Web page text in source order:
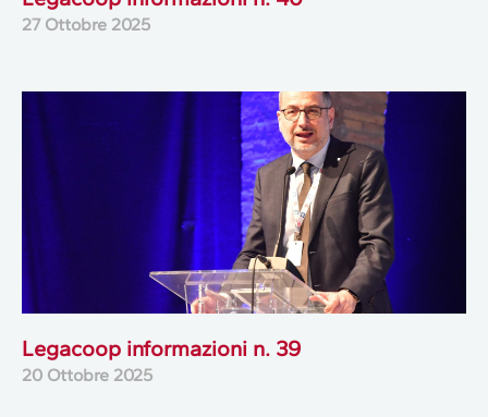
27 Ottobre 2025
Legacoop informazioni n. 39
20 Ottobre 2025